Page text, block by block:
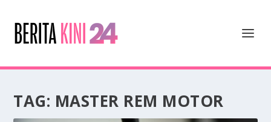
TAG: MASTER REM MOTOR